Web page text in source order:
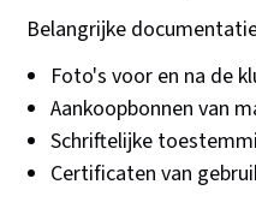
Belangrijke
Foto's voor en na de
Aankoopbonnen van
Schriftelijke
Certificaten van